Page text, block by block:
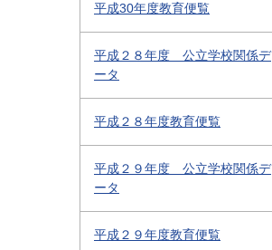
平成30年度教育便覧
平成２８年度 公立学校関係デ
ータ
平成２８年度教育便覧
平成２９年度 公立学校関係デ
ータ
平成２９年度教育便覧